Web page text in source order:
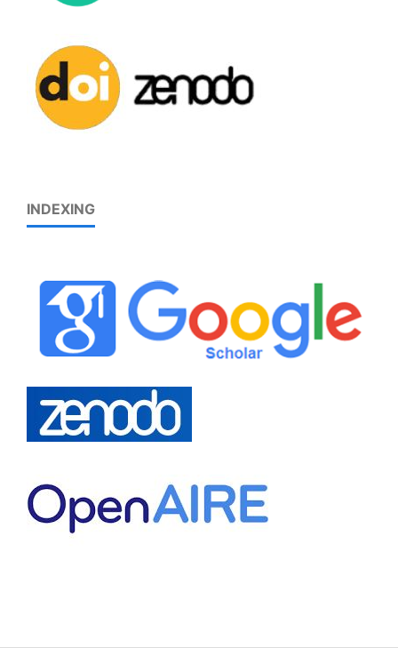
INDEXING